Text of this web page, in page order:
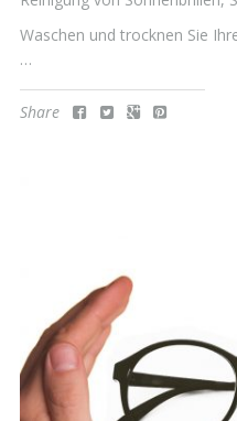
Waschen und trocknen Sie
…
Share